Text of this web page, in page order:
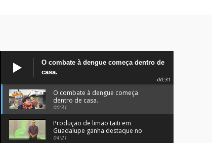
O combate à dengue começa dentro de
casa.
00:31
O combate à dengue começa
dentro de casa.
00:31
Produção de limão taiti em
Guadalupe ganha destaque no
programa Clube Rural.
04:21